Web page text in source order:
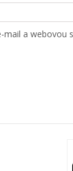
mail a webovou